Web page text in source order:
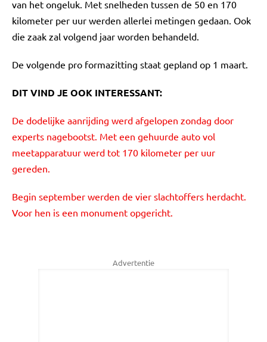
van het ongeluk. Met snelheden tussen de 50 en 170
kilometer per uur werden allerlei metingen gedaan. Ook
die zaak zal volgend jaar worden behandeld.
De volgende pro formazitting staat gepland op 1 maart.
DIT VIND JE OOK INTERESSANT:
De dodelijke aanrijding werd afgelopen zondag door
experts nagebootst. Met een gehuurde auto vol
meetapparatuur werd tot 170 kilometer per uur
gereden.
Begin september werden de vier slachtoffers herdacht.
Voor hen is een monument opgericht.
Advertentie